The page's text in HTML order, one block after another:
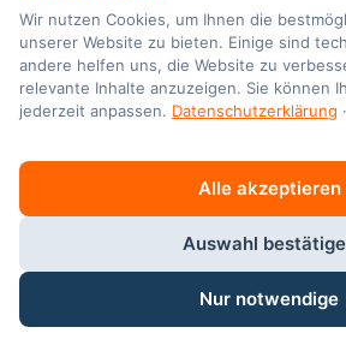
Golf
VIII Variant GOAL 2.0 TDI DSG *AHK,
09/2024
Wir nutzen Cookies, um Ihnen die
unserer Website zu bieten. Einige sind
andere helfen uns, die Website zu
relevante Inhalte anzuzeigen. Sie können
jederzeit anpassen. Datenschutzerklärung ·
Alle akzeptieren
Auswahl
Nur notwendige